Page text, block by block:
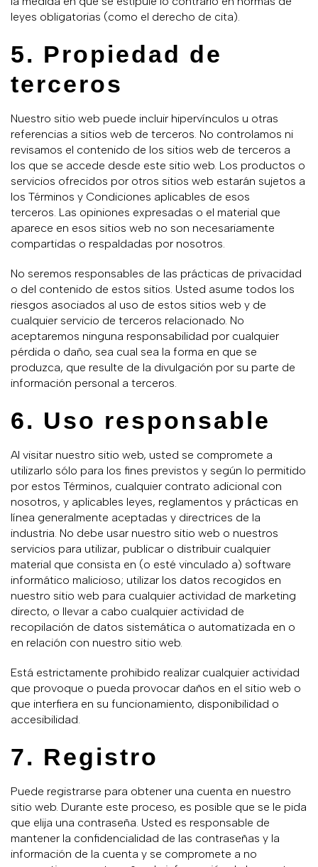
leyes obligatorias (como el derecho de cita).
5. Propiedad de
terceros
Nuestro sitio web puede incluir hipervínculos u otras
referencias a sitios web de terceros. No controlamos ni
revisamos el contenido de los sitios web de terceros a
los que se accede desde este sitio web. Los productos o
servicios ofrecidos por otros sitios web estarán sujetos a
los Términos y Condiciones aplicables de esos
terceros. Las opiniones expresadas o el material que
aparece en esos sitios web no son necesariamente
compartidas o respaldadas por nosotros.
No seremos responsables de las prácticas de privacidad
o del contenido de estos sitios. Usted asume todos los
riesgos asociados al uso de estos sitios web y de
cualquier servicio de terceros relacionado. No
aceptaremos ninguna responsabilidad por cualquier
pérdida o daño, sea cual sea la forma en que se
produzca, que resulte de la divulgación por su parte de
información personal a terceros.
6. Uso responsable
Al visitar nuestro sitio web, usted se compromete a
utilizarlo sólo para los fines previstos y según lo permitido
por estos Términos, cualquier contrato adicional con
nosotros, y aplicables leyes, reglamentos y prácticas en
línea generalmente aceptadas y directrices de la
industria. No debe usar nuestro sitio web o nuestros
servicios para utilizar, publicar o distribuir cualquier
material que consista en (o esté vinculado a) software
informático malicioso; utilizar los datos recogidos en
nuestro sitio web para cualquier actividad de marketing
directo, o llevar a cabo cualquier actividad de
recopilación de datos sistemática o automatizada en o
en relación con nuestro sitio web.
Está estrictamente prohibido realizar cualquier actividad
que provoque o pueda provocar daños en el sitio web o
que interfiera en su funcionamiento, disponibilidad o
accesibilidad.
7. Registro
Puede registrarse para obtener una cuenta en nuestro
sitio web. Durante este proceso, es posible que se le pida
que elija una contraseña. Usted es responsable de
mantener la confidencialidad de las contraseñas y la
información de la cuenta y se compromete a no